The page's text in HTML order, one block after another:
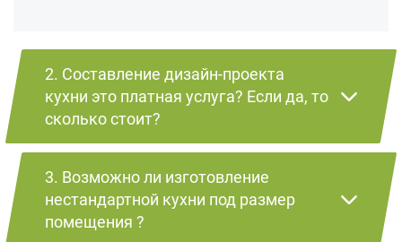
2. Составление дизайн-проекта
кухни это платная услуга? Если да, то
сколько стоит?
3. Возможно ли изготовление
нестандартной кухни под размер
помещения ?